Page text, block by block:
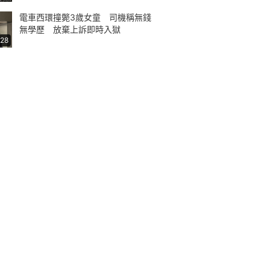
電車西環撞斃3歲女童 司機稱無錢
無學歷 放棄上訴即時入獄